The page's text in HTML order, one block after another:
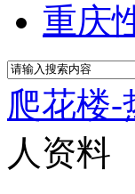
重庆
爬花楼-
人资料